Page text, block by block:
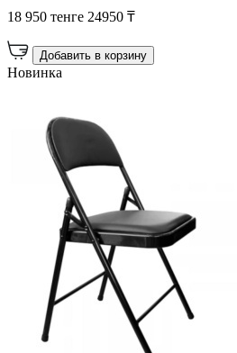
18 950 тенге 24950 ₸
Добавить в корзину
Новинка